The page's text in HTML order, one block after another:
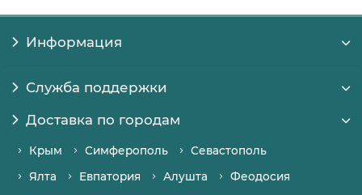
Информация
Служба поддержки
Доставка по городам
Крым Симферополь
Севастополь
Ялта
Евпатория Алушта
Феодосия